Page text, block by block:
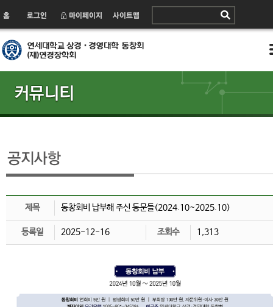
제목 동창회비 납부해 주신 동문들(2024.10~2025.10)
등록일 2025-12-16 조회수 1,313